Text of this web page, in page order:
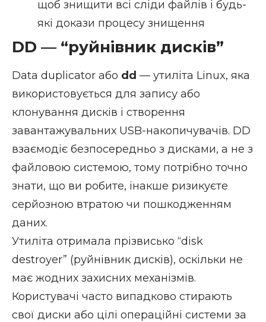
щоб знищити всі сліди файлів і будь-
які докази процесу знищення
DD — “руйнівник дисків”
Data duplicator або dd — утиліта Linux, яка
використовується для запису або
клонування дисків і створення
завантажувальних USB-накопичувачів. DD
взаємодіє безпосередньо з дисками, а не з
файловою системою, тому потрібно точно
знати, що ви робите, інакше ризикуєте
серйозною втратою чи пошкодженням
даних.
Утиліта отримала прізвисько “disk
destroyer” (руйнівник дисків), оскільки не
має жодних захисних механізмів.
Користувачі часто випадково стирають
свої диски або цілі операційні системи за